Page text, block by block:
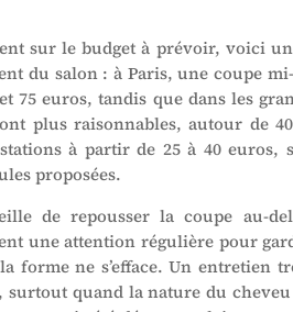
sur le budget à prévoir, voici
du salon : à Paris, une coupe
75 euros, tandis que dans les
plus raisonnables, autour de
à partir de 25 à 40 euros,
proposées.
de repousser la coupe au-
une attention régulière pour
forme ne s’efface. Un entretien
surtout quand la nature du